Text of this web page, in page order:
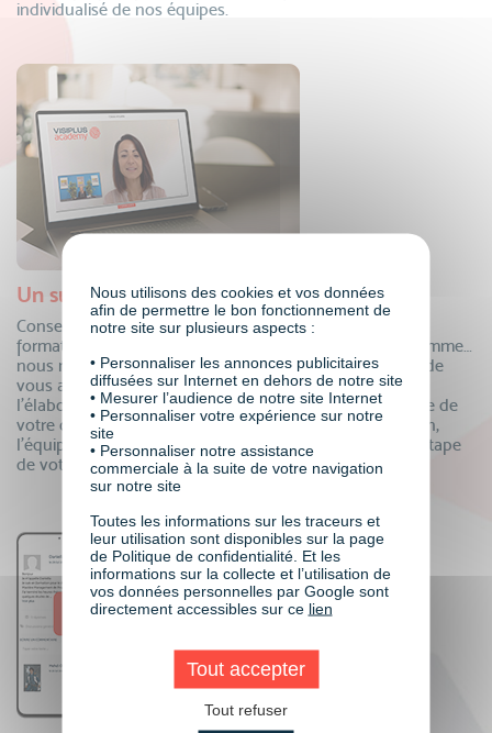
individualisé de nos équipes.
Un suivi personnalisé
Conseillers formation, coordinateurs pédagogiques,
formateurs, mentors individuels, responsable de programme…
nous mettons à votre disposition tous nos experts afin de
vous accompagner dans votre projet de formation ! De
l’élaboration de votre dossier de financement à la remise de
votre certificat, en passant par le suivi de votre formation,
l’équipe VISIPLUS academy est là pour vous à chaque étape
de votre parcours.
Nous utilisons des cookies et vos données
afin de permettre le bon fonctionnement de
notre site sur plusieurs aspects :
• Personnaliser les annonces publicitaires
diffusées sur Internet en dehors de notre site
• Mesurer l’audience de notre site Internet
• Personnaliser votre expérience sur notre
site
• Personnaliser notre assistance
commerciale à la suite de votre navigation
sur notre site
Toutes les informations sur les traceurs et
leur utilisation sont disponibles sur la page
de Politique de confidentialité. Et les
informations sur la collecte et l’utilisation de
vos données personnelles par Google sont
directement accessibles sur ce lien
Tout accepter
Tout refuser